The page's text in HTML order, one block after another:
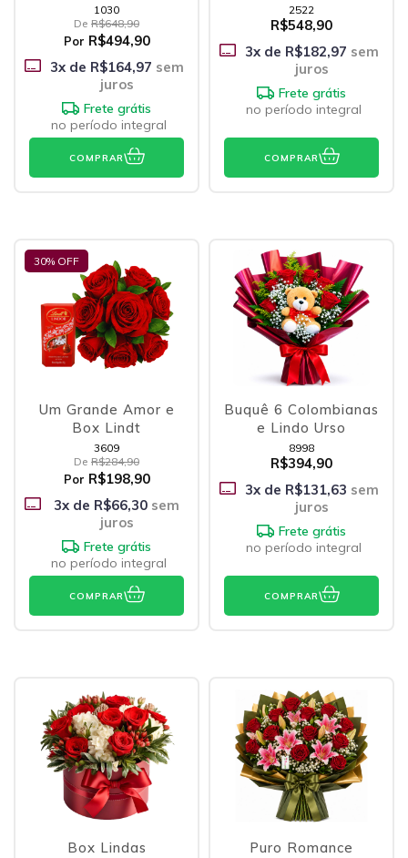
1030
De R$648,90
Por R$494,90
3x de R$164,97 sem
juros
Frete grátis
no período integral
COMPRAR
2522
R$548,90
3x de R$182,97 sem
juros
Frete grátis
no período integral
COMPRAR
30% OFF
Um Grande Amor e
Box Lindt
3609
De R$284,90
Por R$198,90
3x de R$66,30 sem
juros
Frete grátis
no período integral
COMPRAR
Buquê 6 Colombianas
e Lindo Urso
8998
R$394,90
3x de R$131,63 sem
juros
Frete grátis
no período integral
COMPRAR
Box Lindas
Puro Romance